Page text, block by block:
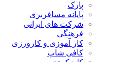
پارک
پایانه مسافربری
شرکت های ایرانی
فرهنگی
کار آموزی و کارورزی
کافی شاپ